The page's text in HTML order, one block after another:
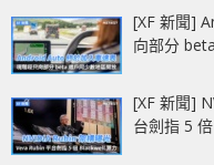
[XF 新聞]
向部分
[XF 新聞]
台劍指 5